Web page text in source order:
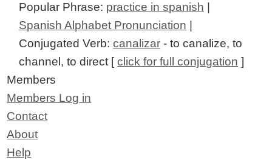
Popular Phrase: practice in spanish
Spanish Alphabet Pronunciation
Conjugated Verb:canalizar - to canalize, to
channel, to direct [click for full conjugation ]
Members
Members Log in
Contact
About
Help